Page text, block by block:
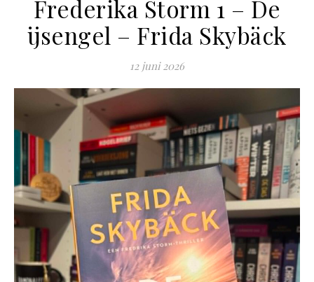
Frederika Storm 1 – De
ijsengel – Frida Skybäck
12 juni 2026